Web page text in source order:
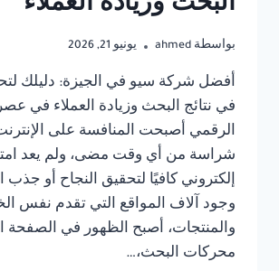
البحث وزيادة العملاء
بواسطة ahmed يونيو 21, 2026
أفضل شركة سيو في الجيزة: دليلك
في نتائج البحث وزيادة العملاء في
الرقمي أصبحت المنافسة على
شراسة من أي وقت مضى، ولم يعد
إلكتروني كافيًا لتحقيق النجاح أو جذب
وجود آلاف المواقع التي تقدم نفس
والمنتجات، أصبح الظهور في الصفحة
محركات البحث،…